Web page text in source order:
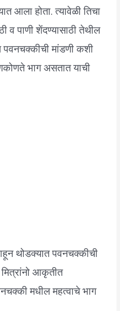
आला होता. त्यावेळी तिचा
व पाणी शेंदण्यासाठी तेथील
मांडणी कशी
भाग असतात याची
थोडक्यात पवनचक्कीची
आकृतीत
मधील महत्वाचे भाग